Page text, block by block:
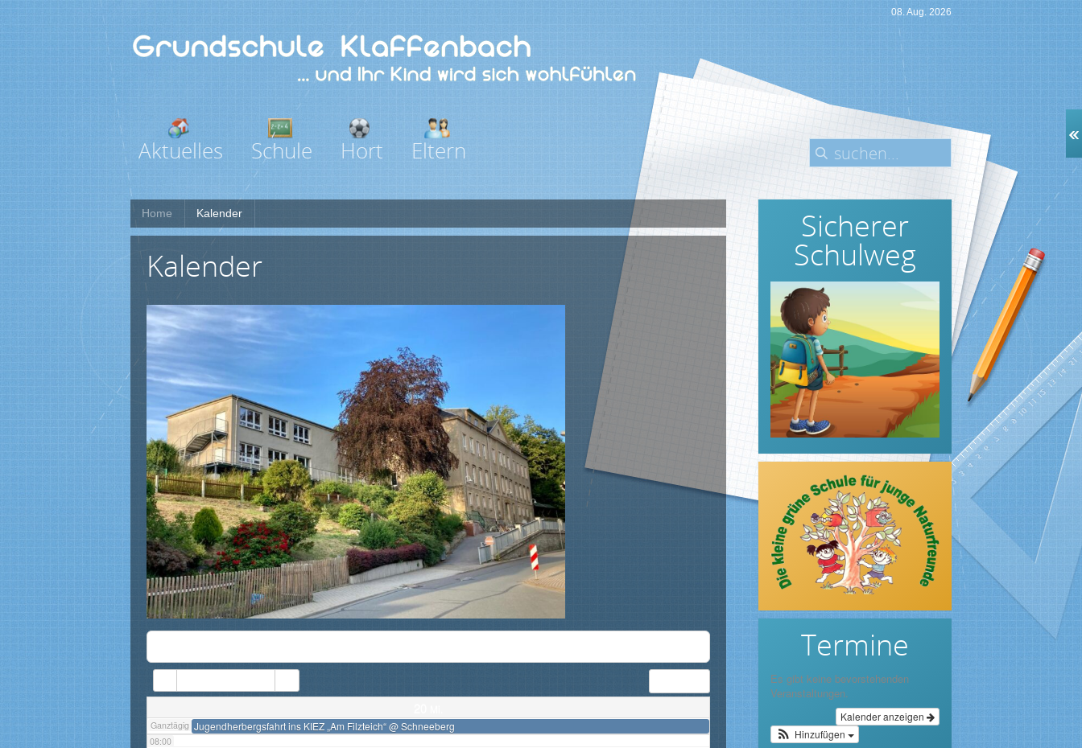
08. Aug. 2026
Aktuelles Schule Hort Eltern
Home Kalender
Kalender
Ganztägig Jugendherbergsfahrt ins KIEZ „Am Filzteich“@ Schneeberg
00:00
02:00
03:00
04:00
05:00
07:00
08:00
Sicherer
Schulweg
Termine
Es gibt keine bevorstehenden
Veranstaltungen.
Kalender anzeigen
Hinzufügen